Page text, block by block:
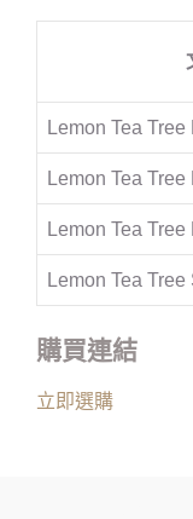
Lemon Tea
Lemon Tea Tree
Lemon Tea Tree
Lemon Tea Tree
購買連結
立即選購